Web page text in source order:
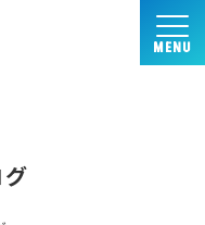
MENU